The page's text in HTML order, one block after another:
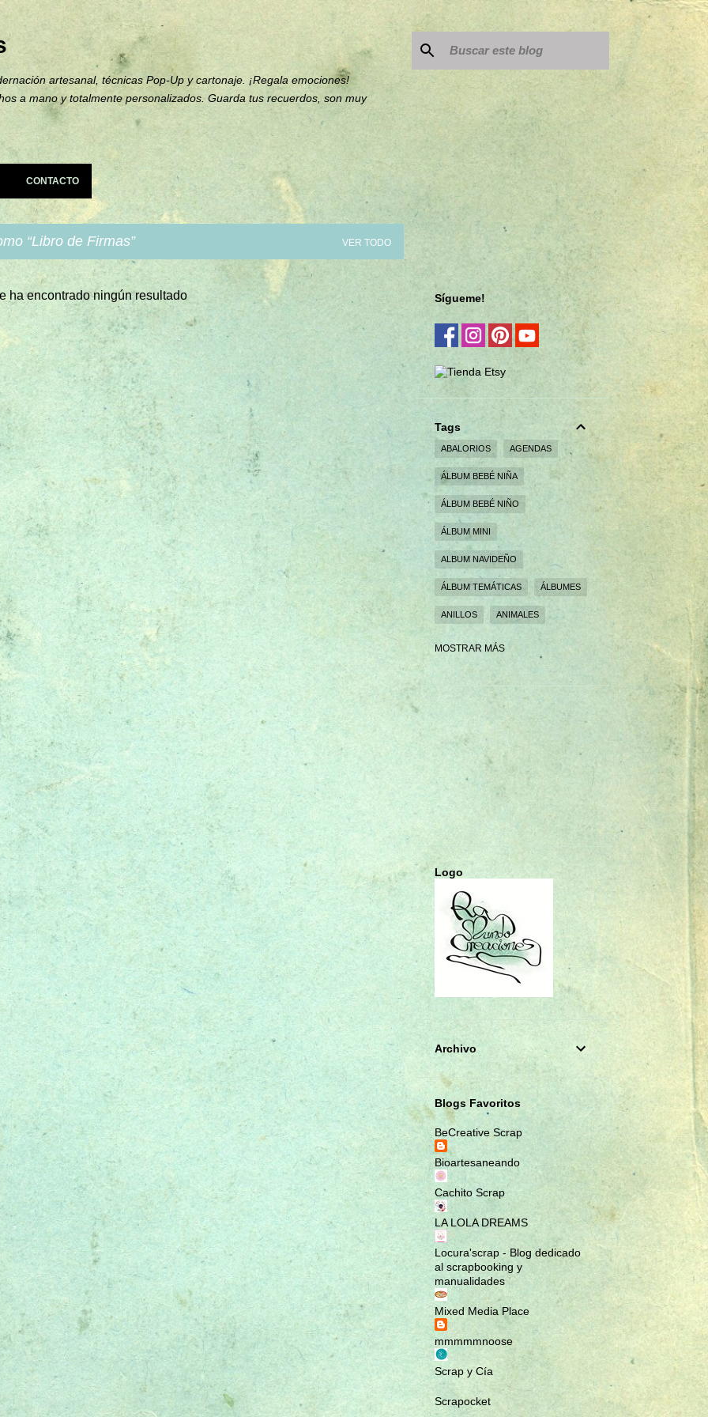
Ir al contenido principal
artesanal, técnicas Pop-Up y cartonaje. ¡Regala emociones!
a mano y totalmente personalizados. Guarda tus recuerdos, son muy
CONTACTO
Libro de Firmas VER TODO
ha encontrado ningún resultado Sígueme!
Tags
ABALORIOS AGENDAS
ÁLBUM BEBÉ NIÑA
ÁLBUM BEBÉ NIÑO
ÁLBUM MINI
ALBUM NAVIDEÑO
ÁLBUM TEMÁTICAS ÁLBUMES
ANILLOS ANIMALES
BODAS BROCHES
CAJA EXPLOSIVA
CAJAS PERSONALIZADAS
CHARMS COLGANTES
COMUNIÓN CUADERNOS A5
CUMPLEAÑOS DECOUPAGE
DIARIO SECRETO DIARIOS
ESTRELLA FOTO ALBUM
FOTOGRAFÍA
HAUL DE COMPRAS INFANTIL
LIBRETAS A6
LIBRO DE FIRMAS
LIBRO DE FIRMAS PRIMERA COMUNIÓN
LIBRO DE FIRMAS Y ALBUM DE FOTOS
LIFESTYLE
LLAMADOR DE ÁNGELES
MARCAPÁGINAS MASCOTAS
MINI ÁLBUM
MINI ÁLBUM MALETÍN; ROMA
NOTEBOOK PENDIENTES
PULSERAS
RA MUNDO CREACIONES
RAMUNDOCREACIONES
RECETARIO
REGALA EMOCIONES
REGALOS NAVIDEÑOS
REGALOS ORIGINALES
SCRAP SCRAPBOOK
MOSTRAR MÁS
Logo
Archivo
Blogs Favoritos
BeCreative Scrap
Bioartesaneando
Cachito Scrap
LA LOLA DREAMS
Locura'scrap - Blog dedicado
al scrapbooking y
manualidades
Mixed Media Place
mmmmmnoose
Scrap y Cía
Scrapocket